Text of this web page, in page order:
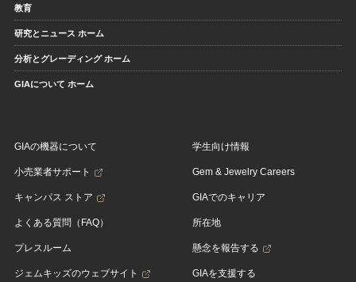
教育
研究とニュース ホーム
分析とグレーディング ホーム
GIAについて ホーム
GIAの機器について
小売業者サポート
キャンパス ストア
よくある質問（FAQ）
プレスルーム
ジェムキッズのウェブサイト
学生向け情報
Gem & Jewelry Careers
GIAでのキャリア
所在地
懸念を報告する
GIAを支援する